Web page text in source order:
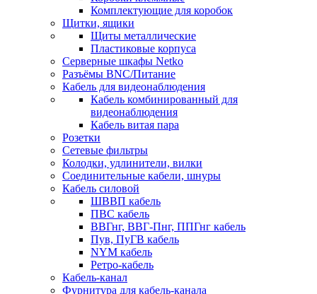
Комплектующие для коробок
Щитки, ящики
Щиты металлические
Пластиковые корпуса
Серверные шкафы Netko
Разъёмы BNC/Питание
Кабель для видеонаблюдения
Кабель комбинированный для
видеонаблюдения
Кабель витая пара
Розетки
Сетевые фильтры
Колодки, удлинители, вилки
Соединительные кабели, шнуры
Кабель силовой
ШВВП кабель
ПВС кабель
ВВГнг, ВВГ-Пнг, ППГнг кабель
Пув, ПуГВ кабель
NYM кабель
Ретро-кабель
Кабель-канал
Фурнитура для кабель-канала